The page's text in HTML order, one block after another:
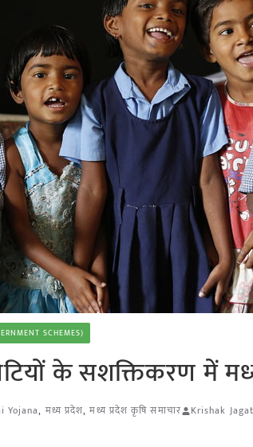
SCHEMES)
के सशक्तिकरण में
Yojana, मध्य प्रदेश,मध्य प्रदेश कृषि समाचार Krishak Jagat